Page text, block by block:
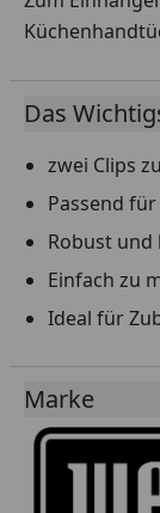
Das
zwei Clips
Passend
Robust und
Einfach zu
Ideal für
Marke